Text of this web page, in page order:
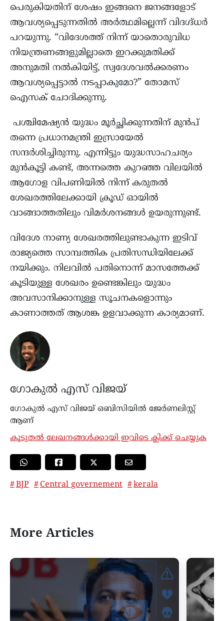
പെരുകിയതിന് ശേഷം ഇങ്ങനെ ജനങ്ങളോട്
ആവശ്യപ്പെടുന്നതിൽ അർത്ഥമില്ലെന്ന് വിദഗ്ദ്ധർ
പറയുന്നു. “വിദേശത്ത് നിന്ന് യാതൊരുവിധ
നിയന്ത്രണങ്ങളുമില്ലാതെ ഇറക്കുമതിക്ക്
അനുമതി നൽകിയിട്ട്, സ്വദേശവൽക്കരണം
ആവശ്യപ്പെട്ടാൽ നടപ്പാകുമോ?” തോമസ്
ഐസക് ചോദിക്കുന്നു.
പശ്ചിമേഷ്യൻ യുദ്ധം മൂർച്ഛിക്കുന്നതിന് മുൻപ്
തന്നെ പ്രധാനമന്ത്രി ഇസ്രായേൽ
സന്ദർശിച്ചിരുന്നു. എന്നിട്ടും യുദ്ധസാഹചര്യം
മുൻകൂട്ടി കണ്ട്, അന്നത്തെ കുറഞ്ഞ വിലയിൽ
ആഗോള വിപണിയിൽ നിന്ന് കരുതൽ
ശേഖരത്തിലേക്കായി ക്രൂഡ് ഓയിൽ
വാങ്ങാത്തതിലും വിമർശനങ്ങൾ ഉയരുന്നുണ്ട്.
വിദേശ നാണ്യ ശേഖരത്തിലുണ്ടാകുന്ന ഇടിവ്
രാജ്യത്തെ സാമ്പത്തിക പ്രതിസന്ധിയിലേക്ക്
നയിക്കും. നിലവിൽ പതിനൊന്ന് മാസത്തേക്ക്
കൂടിയുള്ള ശേഖരം ഉണ്ടെങ്കിലും യുദ്ധം
അവസാനിക്കാനുള്ള സൂചനകളൊന്നും
കാണാത്തത് ആശങ്ക ഉളവാക്കുന്ന കാര്യമാണ്.
ഗോകുൽ എസ് വിജയ്
ഗോകുൽ എസ് വിജയ് ഒബിസിയിൽ ജേർണലിസ്റ്റ്
ആണ്
കൂടുതൽ ലേഖനങ്ങൾക്കായി ഇവിടെ ക്ലിക്ക് ചെയ്യുക
BJP Central governement kerala
More Articles